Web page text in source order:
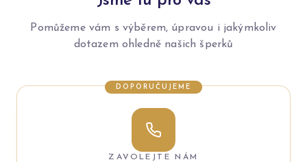
Pomůžeme vám s výběrem, úpravou i jakýmkoliv
dotazem ohledně našich šperků
DOPORUČUJEME
ZAVOLEJTE NÁM